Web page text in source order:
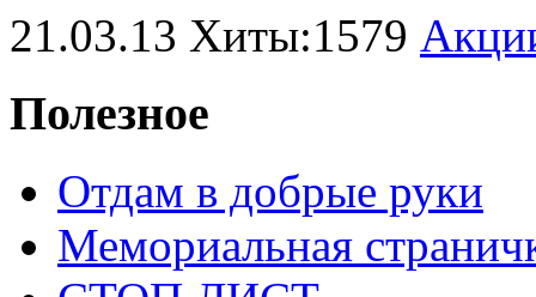
21.03.13 Хиты:1579
Полезное
Отдам в добрые руки
Мемориальная